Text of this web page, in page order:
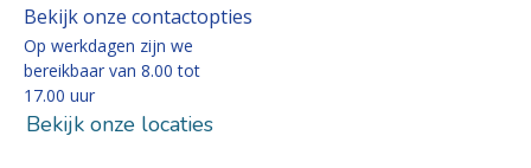
Bekijk onze contactopties
Op werkdagen zijn we
bereikbaar van 8.00 tot
17.00 uur
Bekijk onze locaties